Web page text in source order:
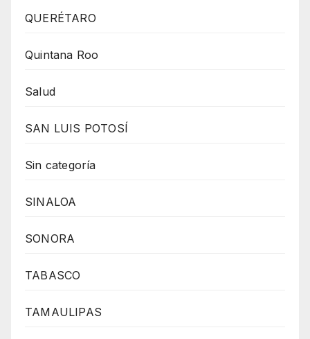
QUERÉTARO
Quintana Roo
Salud
SAN LUIS POTOSÍ
Sin categoría
SINALOA
SONORA
TABASCO
TAMAULIPAS